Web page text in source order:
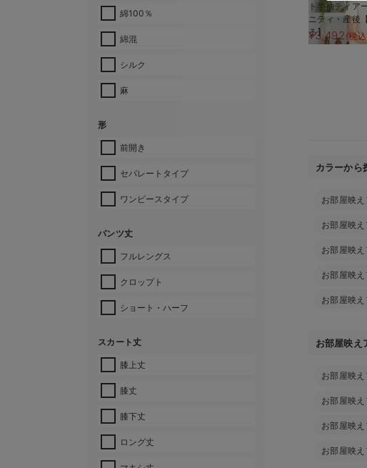
綿100％
綿混
シルク
麻
形
前開き
セパレートタイプ
ワンピースタイプ
パンツ丈
フルレングス
クロップト
ショート・ハーフ
スカート丈
膝上丈
膝丈
膝下丈
ロング丈
ト半袖ティア
ニティ・産後
る】
¥3,492 (税
カラーから
お部屋映
お部屋映
お部屋映
お部屋映
お部屋映
お部屋映え
お部屋映
お部屋映
お部屋映
お部屋映